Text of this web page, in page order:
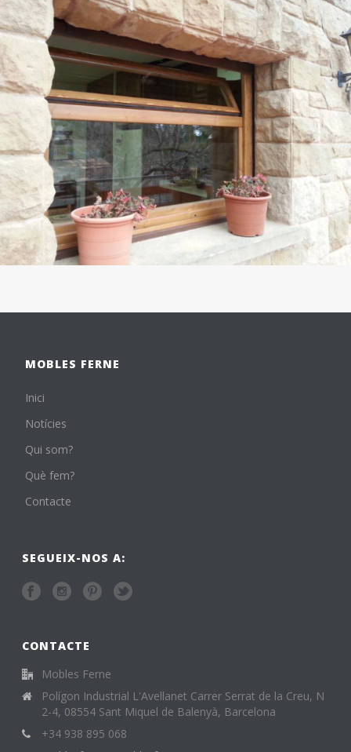
MOBLES FERNE
Inici
Notícies
Qui som?
Què fem?
Contacte
SEGUEIX-NOS A:
CONTACTE
Mobles Ferne
Polígon Industrial L'Avellanet Carrer Serrat de la Creu, N
2-4, 08554 Sant Miquel de Balenyà, Barcelona
+34 938 895 068